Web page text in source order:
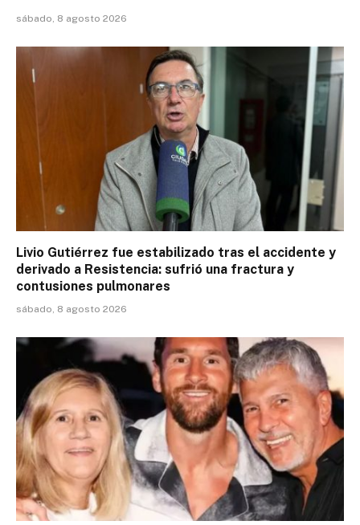
sábado, 8 agosto 2026
Livio Gutiérrez fue estabilizado tras el accidente y
derivado a Resistencia: sufrió una fractura y
contusiones pulmonares
sábado, 8 agosto 2026